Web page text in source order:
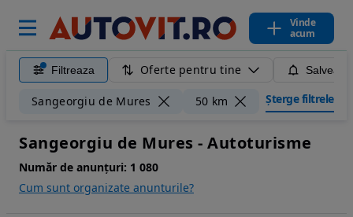
Vinde
acum
Filtreaza Oferte pentru tine
Sangeorgiu de Mures 50 km Șterge filtrele
Sangeorgiu de Mures - Autoturisme
Număr de anunțuri: 1 080
Cum sunt organizate anunturile?